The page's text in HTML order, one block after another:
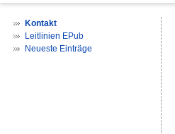
Kontakt
Leitlinien EPub
Neueste Einträge